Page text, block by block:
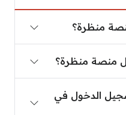
منظرة؟
منصة منظرة؟
الدخول في